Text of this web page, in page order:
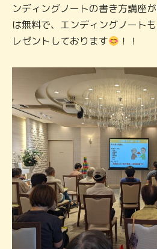
ンディングノートの書き方講座
は無料で、エンディングノート
レゼントしております
！！